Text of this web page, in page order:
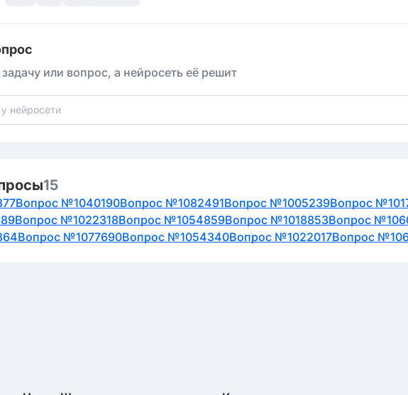
или вопрос, а нейросеть её решит
15
Вопрос №1040190Вопрос №1082491Вопрос №1005239Вопрос
Вопрос №1022318Вопрос №1054859Вопрос №1018853Вопрос
Вопрос №1077690Вопрос №1054340Вопрос №1022017Вопрос